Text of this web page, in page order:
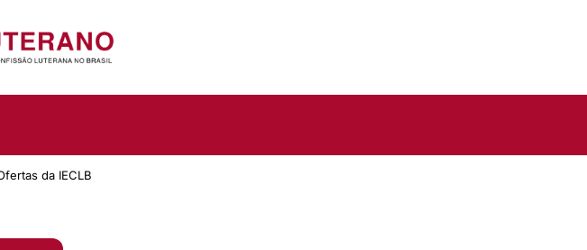
da IECLB